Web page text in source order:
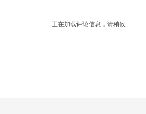
正在加载评论信息，请稍候...